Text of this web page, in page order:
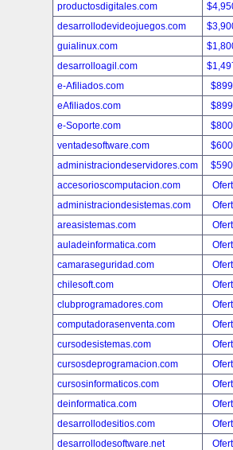
productosdigitales.com
desarrollodevideojuegos.com
guialinux.com
desarrolloagil.com
e-Afiliados.com
eAfiliados.com
e-Soporte.com
ventadesoftware.com
administraciondeservidores.com
accesorioscomputacion.com
administraciondesistemas.com
areasistemas.com
auladeinformatica.com
camaraseguridad.com
chilesoft.com
clubprogramadores.com
computadorasenventa.com
cursodesistemas.com
cursosdeprogramacion.com
cursosinformaticos.com
deinformatica.com
desarrollodesitios.com
desarrollodesoftware.net